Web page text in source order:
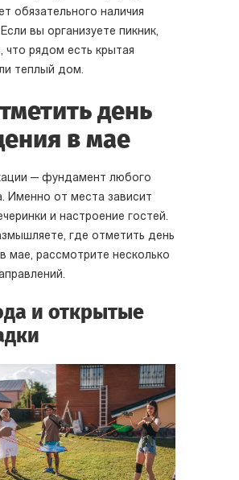
обязательного наличия
вы организуете пикник,
что рядом есть крытая
теплый дом.
день
в мае
— фундамент любого
Именно от места зависит
и настроение гостей.
где отметить день
мае, рассмотрите несколько
и открытые